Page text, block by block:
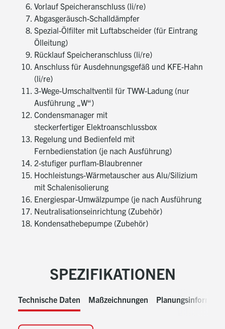
Bereitschaftsaufwand aller
elektrischen Komponenten: 4 W (Standby)
Mit integrierter Geräuschdämpferkombination für
Abgas und Ansaugluft für geringe
Betriebsgeräusche
Kondensatwanne mit integriertem Siphon
Mit kesselinternem Ölversorgungssystem zum
Anschluss an Einstrangversorgung bestehend aus
Flexiblen Ölleitungen
Spezial-Ölfilterkombination mit
gekapseltem Luftabscheidesystem
Zur Vermeidung von Geruchsbeeinträchtigungen
Der Kessel ist auf Funktion und Dichtheit geprüft
purflam -Ölbrenner von Weishaupt
Mit zweistufigem, werkseitig
Düsenvorwärmung
Für die bedarfsgerechte Anpassung der
Vorlauf Speicheranschluss (li/re)
Abgasgeräusch-Schalldämpfer
Spezial-Ölfilter mit Luftabscheider (für Eintrang
Ölleitung)
Rücklauf Speicheranschluss (li/re)
Anschluss für Ausdehnungsgefäß und KFE-Hahn
(li/re)
3-Wege-Umschaltventil für TWW-Ladung (nur
Ausführung „W“)
Condensmanager mit
steckerfertiger Elektroanschlussbox
Regelung und Bedienfeld mit
Fernbedienstation (je nach Ausführung)
2-stufiger purflam-Blaubrenner
Hochleistungs-Wärmetauscher aus Alu/Silizium
mit Schalenisolierung
Energiespar-Umwälzpumpe (je nach Ausführung
Neutralisationseinrichtung (Zubehör)
Kondensathebepumpe (Zubehör)
SPEZIFIKATIONEN
Technische Daten Maßzeichnungen